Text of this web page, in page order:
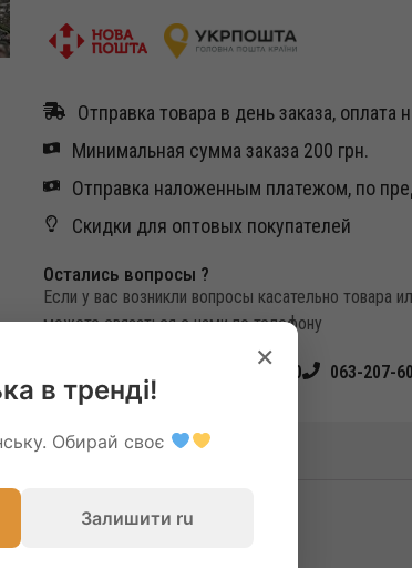
Отправка товара в день заказа, оплата
Минимальная сумма заказа 200 грн.
Отправка наложенным платежом, по
Скидки для оптовых покупателей
Остались вопросы ?
Если у вас возникли вопросы касательно товара
можете связаться с нами по телефону
098-356-4540 063-207-
×
в тренді!
Обирай своє
Залишити ru